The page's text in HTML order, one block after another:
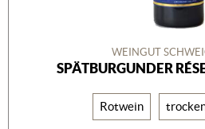
WEINGUT
SPÄTBURGUNDER
Rotwein